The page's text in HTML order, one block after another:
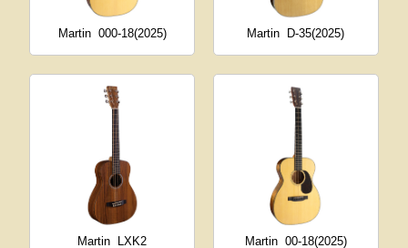
Martin 000-18(2025) Martin D-35(2025)
Martin LXK2 Martin 00-18(2025)